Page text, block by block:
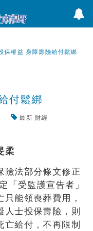
保權益 身障壽險給付鬆綁
付鬆綁
最新 財經
柔
險法部分條文修正
「受監護宣告者」
能領喪葬費用，
人士投保壽險，則
亡給付，不再限制